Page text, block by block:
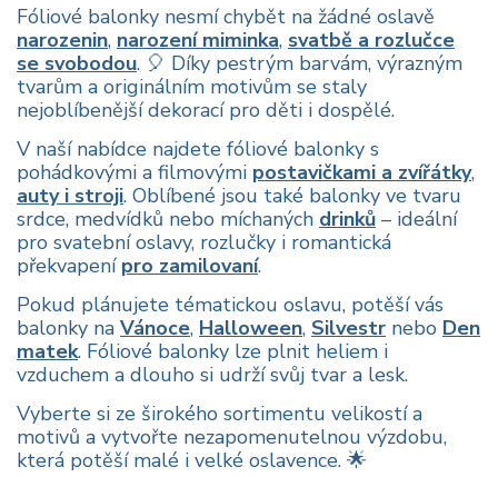
Fóliové balonky nesmí chybět na žádné oslavě
narozenin, narození miminka, svatbě a rozlučce
se svobodou. 🎈 Díky pestrým barvám, výrazným
tvarům a originálním motivům se staly
nejoblíbenější dekorací pro děti i dospělé.
V naší nabídce najdete fóliové balonky s
pohádkovými a filmovými postavičkami a zvířátky,
auty i stroji. Oblíbené jsou také balonky ve tvaru
srdce, medvídků nebo míchaných drinků – ideální
pro svatební oslavy, rozlučky i romantická
překvapení pro zamilovaní.
Pokud plánujete tématickou oslavu, potěší vás
balonky na Vánoce, Halloween, Silvestr nebo Den
matek. Fóliové balonky lze plnit heliem i
vzduchem a dlouho si udrží svůj tvar a lesk.
Vyberte si ze širokého sortimentu velikostí a
motivů a vytvořte nezapomenutelnou výzdobu,
která potěší malé i velké oslavence. 🌟